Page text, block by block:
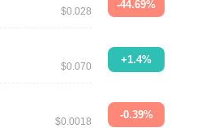
$0.028
-44.69%
$0.070
+1.4%
$0.0018
-0.39%